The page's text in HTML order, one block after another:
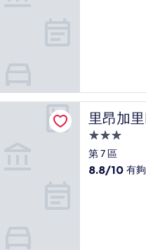
(889
則
評
論)
里昂加
里昂加里
3.0
星
級
第 7 區
8.8
8.8/10 有